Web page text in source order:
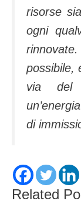
risorse
ogni
possibile,
via del
di
Related